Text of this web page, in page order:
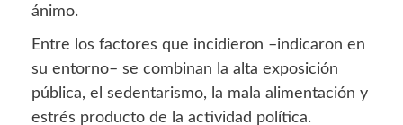
ánimo.
Entre los factores que incidieron –indicaron en
su entorno– se combinan la alta exposición
pública, el sedentarismo, la mala alimentación y
estrés producto de la actividad política.